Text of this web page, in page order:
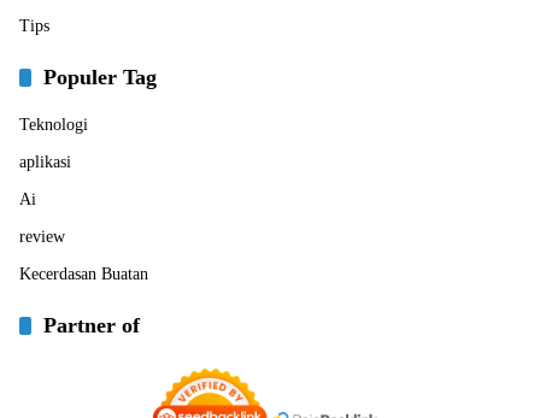
Tips
Populer Tag
Teknologi
aplikasi
Ai
review
Kecerdasan Buatan
Partner of